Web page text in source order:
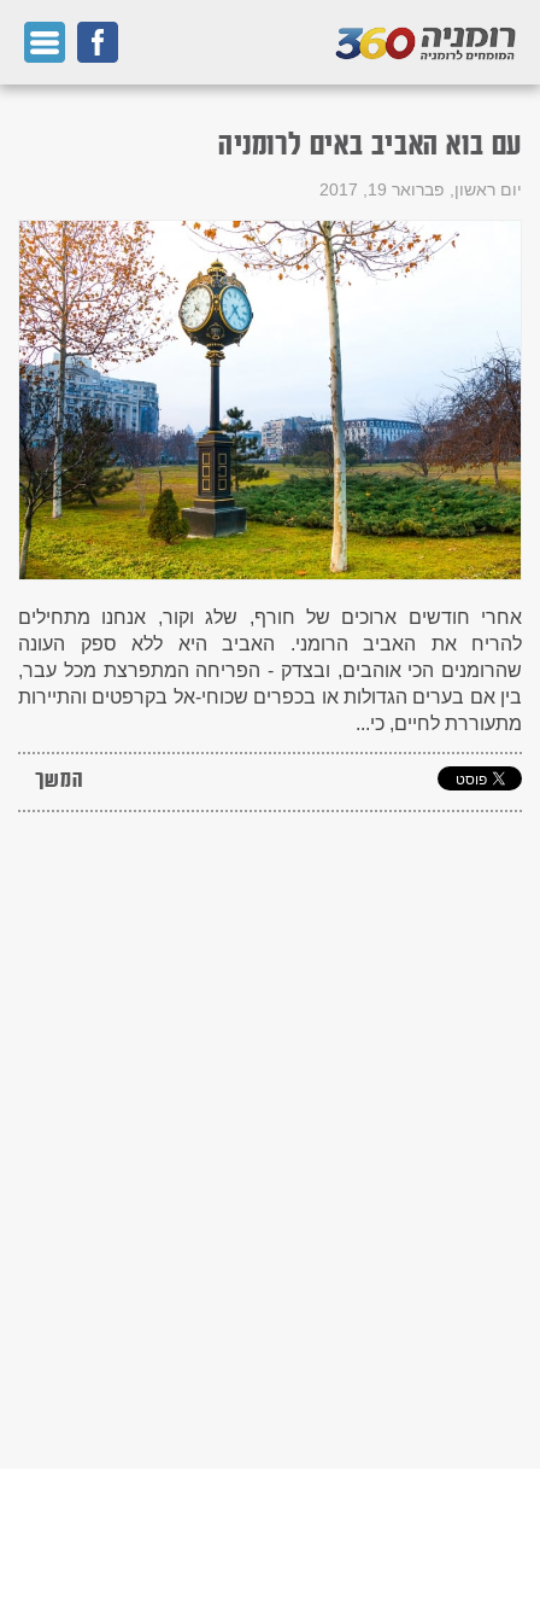
עם בוא האביב באים לרומניה
יום ראשון, פברואר 19, 2017
אחרי חודשים ארוכים של חורף, שלג וקור, אנחנו מתחילים
להריח את האביב הרומני. האביב היא ללא ספק העונה
שהרומנים הכי אוהבים, ובצדק - הפריחה המתפרצת מכל עבר,
בין אם בערים הגדולות או בכפרים שכוחי-אל בקרפטים והתיירות
מתעוררת לחיים, כי...
המשך